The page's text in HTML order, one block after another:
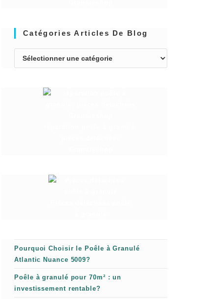
Catégories Articles De Blog
Pourquoi Choisir le Poêle à Granulé
Atlantic Nuance 5009?
Poêle à granulé pour 70m² : un
investissement rentable?